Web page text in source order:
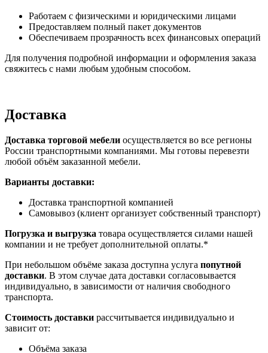
Работаем с физическими и юридическими лицами
Предоставляем полный пакет документов
Обеспечиваем прозрачность всех финансовых операций
Для получения подробной информации и оформления заказа
свяжитесь с нами любым удобным способом.
Доставка
Доставка торговой мебели осуществляется во все регионы
России транспортными компаниями. Мы готовы перевезти
любой объём заказанной мебели.
Варианты доставки:
Доставка транспортной компанией
Самовывоз (клиент организует собственный транспорт)
Погрузка и выгрузка товара осуществляется силами нашей
компании и не требует дополнительной оплаты.*
При небольшом объёме заказа доступна услуга попутной
доставки. В этом случае дата доставки согласовывается
индивидуально, в зависимости от наличия свободного
транспорта.
Стоимость доставки рассчитывается индивидуально и
зависит от:
Объёма заказа